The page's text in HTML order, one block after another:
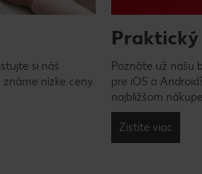
si náš
nízke ceny.
Poznáte už našu
pre iOS a
najbližšom
Zistite viac